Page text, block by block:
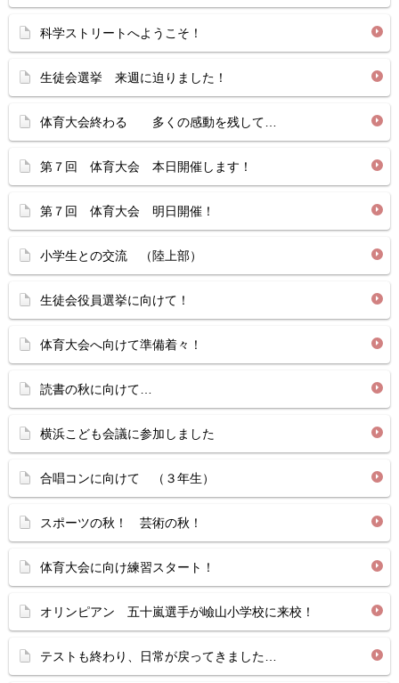
科学ストリートへようこそ！
生徒会選挙 来週に迫りました！
体育大会終わる 多くの感動を残して…
第７回 体育大会 本日開催します！
第７回 体育大会 明日開催！
小学生との交流 （陸上部）
生徒会役員選挙に向けて！
体育大会へ向けて準備着々！
読書の秋に向けて…
横浜こども会議に参加しました
合唱コンに向けて （３年生）
スポーツの秋！ 芸術の秋！
体育大会に向け練習スタート！
オリンピアン 五十嵐選手が嶮山小学校に来校！
テストも終わり、日常が戻ってきました…